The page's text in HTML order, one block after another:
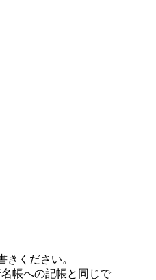
ください。
帳への記帳と同じで